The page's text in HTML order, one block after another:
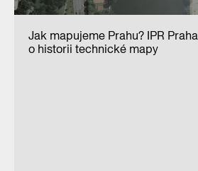
Jak mapujeme Prahu? IPR
o historii technické mapy